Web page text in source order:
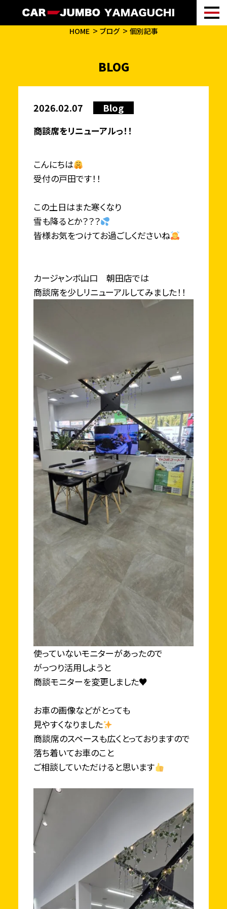
HOME ブログ 個別記事
BLOG
2026.02.07 Blog
商談席をリニューアルっ！！
こんにちは
受付の戸田です！！
この土日はまた寒くなり
雪も降るとか？？？
皆様お気をつけてお過ごしくださいね
カージャンボ山口 朝田店では
商談席を少しリニューアルしてみました！！
使っていないモニターがあったので
がっつり活用しようと
商談モニターを変更しました♥
お車の画像などがとっても
見やすくなりました
商談席のスペースも広くとっておりますので
落ち着いてお車のこと
ご相談していただけると思います